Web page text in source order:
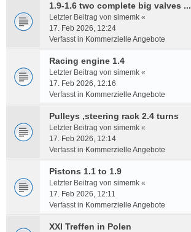
1.9-1.6 two complete big valves ...
Letzter Beitrag von simemk «
17. Feb 2026, 12:24
Verfasst in Kommerzielle Angebote
Racing engine 1.4
Letzter Beitrag von simemk «
17. Feb 2026, 12:16
Verfasst in Kommerzielle Angebote
Pulleys ,steering rack 2.4 turns
Letzter Beitrag von simemk «
17. Feb 2026, 12:14
Verfasst in Kommerzielle Angebote
Pistons 1.1 to 1.9
Letzter Beitrag von simemk «
17. Feb 2026, 12:11
Verfasst in Kommerzielle Angebote
XXI Treffen in Polen